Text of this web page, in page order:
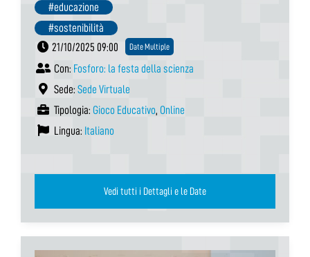
#educazione
#sostenibilità
21/10/2025 09:00
Date Multiple
Con: Fosforo: la festa della scienza
Sede: Sede Virtuale
Tipologia: Gioco Educativo, Online
Lingua: Italiano
Vedi tutti i Dettagli e le Date